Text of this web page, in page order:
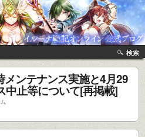
検索
ンテナンス実施と4月29
中止等について[再掲載]